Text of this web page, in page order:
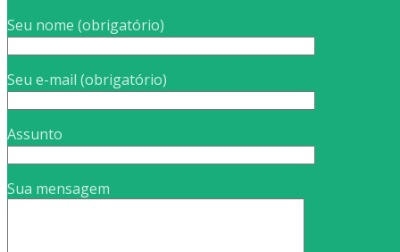
Seu nome (obrigatório)
Seu e-mail (obrigatório)
Assunto
Sua mensagem